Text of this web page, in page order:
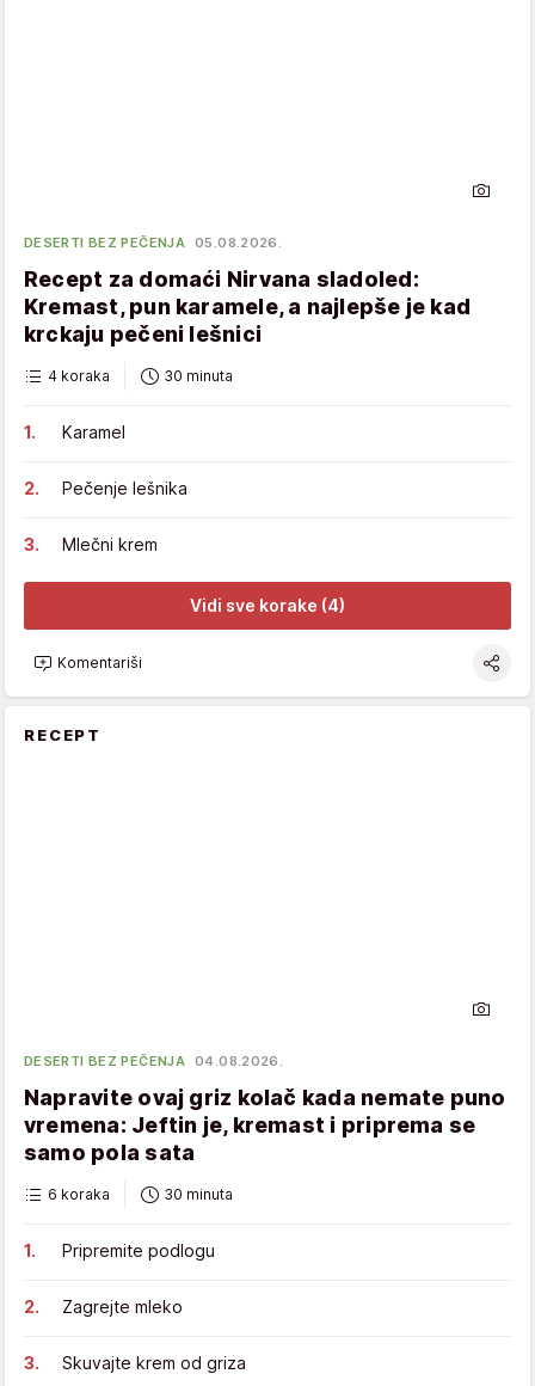
DESERTI BEZ PEČENJA 05.08.2026.
Recept za domaći Nirvana sladoled:
Kremast, pun karamele, a najlepše je kad
krckaju pečeni lešnici
4 koraka 30 minuta
Karamel
Pečenje lešnika
Mlečni krem
Vidi sve korake (4)
Komentariši
RECEPT
DESERTI BEZ PEČENJA 04.08.2026.
Napravite ovaj griz kolač kada nemate puno
vremena: Jeftin je, kremast i priprema se
samo pola sata
6 koraka 30 minuta
Pripremite podlogu
Zagrejte mleko
Skuvajte krem od griza